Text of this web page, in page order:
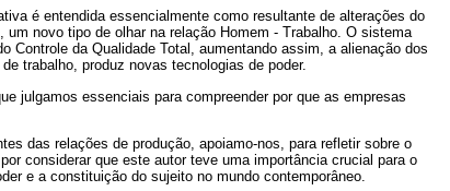
é entendida essencialmente como resultante de alterações do
novo tipo de olhar na relação Homem - Trabalho. O sistema
da Qualidade Total, aumentando assim, a alienação dos
trabalho, produz novas tecnologias de poder.
julgamos essenciais para compreender por que as empresas
das relações de produção, apoiamo-nos, para refletir sobre o
considerar que este autor teve uma importância crucial para o
e a constituição do sujeito no mundo contemporâneo.